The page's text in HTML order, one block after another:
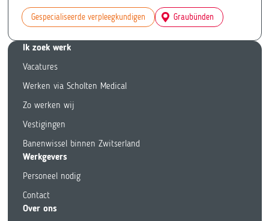
Gespecialiseerde verpleegkundigen Graubünden
Ik zoek werk
Vacatures
Werken via Scholten Medical
Zo werken wij
Vestigingen
Banenwissel binnen Zwitserland
Werkgevers
Personeel nodig
Contact
Over ons